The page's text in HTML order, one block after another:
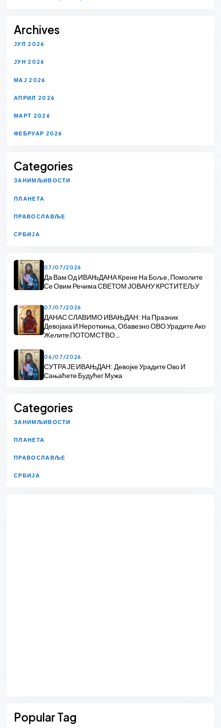
Archives
ЈУЛ 2026
ЈУН 2026
МАЈ 2026
АПРИЛ 2026
МАРТ 2026
ФЕБРУАР 2026
Categories
ЗАНИМЉИВОСТИ
ПЛАНЕТА
ПРАВОСЛАВЉЕ
СРБИЈА
07/07/2026
Да Вам Од ИВАЊДАНА Крене На Боље, Помолите
Се Овим Речима СВЕТОМ ЈОВАНУ КРСТИТЕЉУ
07/07/2026
ДАНАС СЛАВИМО ИВАЊДАН: На Празник
Девојака И Нероткиња, Обавезно ОВО Урадите Ако
Желите ПОТОМСТВО…
06/07/2026
СУТРА ЈЕ ИВАЊДАН: Девојке Урадите Ово И
Сањаћете Будућег Мужа
Categories
ЗАНИМЉИВОСТИ
ПЛАНЕТА
ПРАВОСЛАВЉЕ
СРБИЈА
Popular Tag